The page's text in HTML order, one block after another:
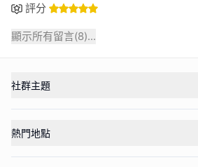
評分
顯示所有留言(8)...
社群主題
熱門地點